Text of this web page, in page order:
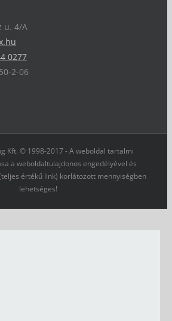
u. 4/A
0277
2-06
Kft. © 1998-2017 - A weboldal tartalmi
a weboldaltulajdonos engedélyével és
értékű link) korlátozott mennyiségben
lehetséges!